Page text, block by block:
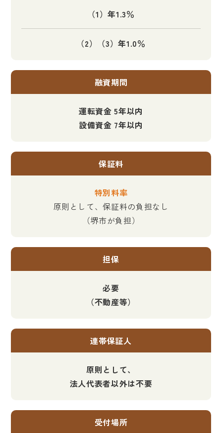
（1）年1.3％
（2）（3）年1.0％
融資期間
運転資金 5年以内
設備資金 7年以内
保証料
特別料率
原則として、保証料の負担なし
（堺市が負担）
担保
必要
（不動産等）
連帯保証人
原則として、
法人代表者以外は不要
受付場所